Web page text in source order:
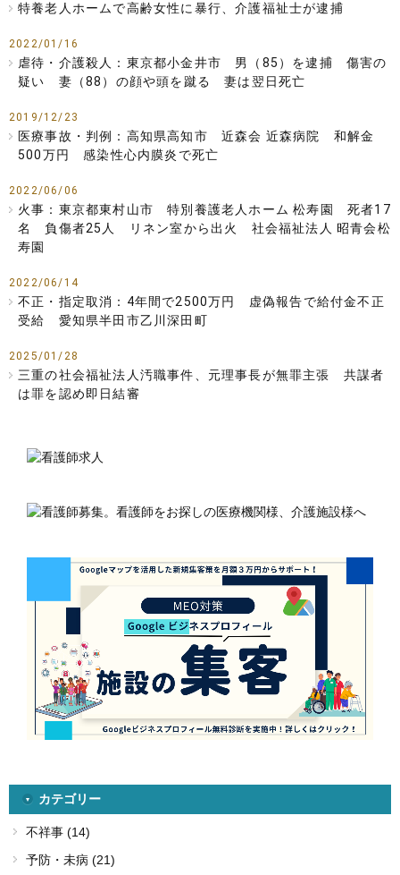
特養老人ホームで高齢女性に暴行、介護福祉士が逮捕
2022/01/16
虐待・介護殺人：東京都小金井市 男（85）を逮捕 傷害の
疑い 妻（88）の顔や頭を蹴る 妻は翌日死亡
2019/12/23
医療事故・判例：高知県高知市 近森会 近森病院 和解金
500万円 感染性心内膜炎で死亡
2022/06/06
火事：東京都東村山市 特別養護老人ホーム 松寿園 死者17
名 負傷者25人 リネン室から出火 社会福祉法人 昭青会松
寿園
2022/06/14
不正・指定取消：4年間で2500万円 虚偽報告で給付金不正
受給 愛知県半田市乙川深田町
2025/01/28
三重の社会福祉法人汚職事件、元理事長が無罪主張 共謀者
は罪を認め即日結審
カテゴリー
不祥事 (14)
予防・未病 (21)